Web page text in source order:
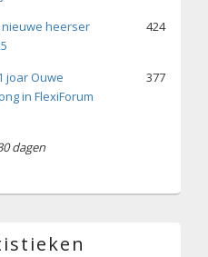
nieuwe heerser
424
joar Ouwe
in FlexiForum
377
dagen